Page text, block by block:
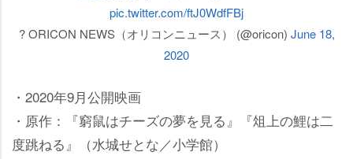
pic.twitter.com/ftJ0WdfFBj
? ORICON NEWS（オリコンニュース） (@oricon) June 18,
2020
・2020年9月公開映画
・原作：『窮鼠はチーズの夢を見る』『俎上の鯉は二
度跳ねる』（水城せとな／小学館）